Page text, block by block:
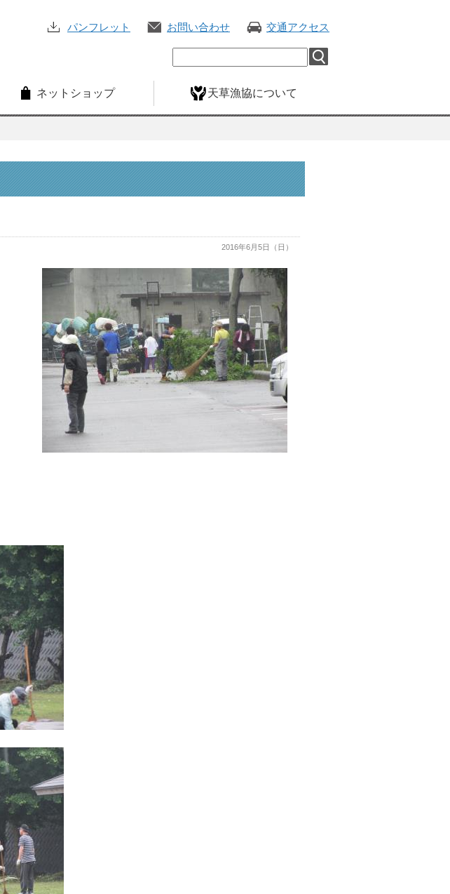
パンフレット お問い合わせ 交通アクセス
ネットショップ 天草漁協について
2016年6月5日（日）